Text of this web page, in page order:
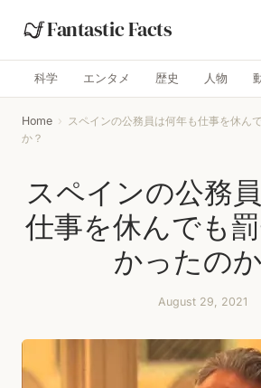
Fantastic Facts
科学 エンタメ 歴史 人物
Home › スペインの公務員は何年も仕事を休ん
か？
スペインの公務
仕事を休んでも
かったの
August 29, 2021